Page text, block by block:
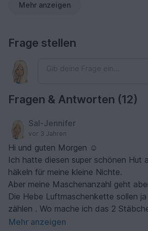
Mehr anzeigen
Frage stellen
Fragen & Antworten (12)
Sal-Jennifer
vor 3 Jahren
Hi und guten Morgen ☺
Ich hatte diesen super schönen Hut
häkeln für meine kleine Nichte.
Aber meine Maschenanzahl geht aber nicht richtig
Die Hebe Luftmaschenkette sollen
zählen . Wo mache ich das 2
Zunahmen am Rundenanfang ? LG
Mehr anzeigen